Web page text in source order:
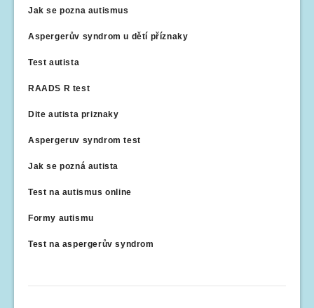
Jak se pozna autismus
Aspergerův syndrom u dětí příznaky
Test autista
RAADS R test
Dite autista priznaky
Aspergeruv syndrom test
Jak se pozná autista
Test na autismus online
Formy autismu
Test na aspergerův syndrom